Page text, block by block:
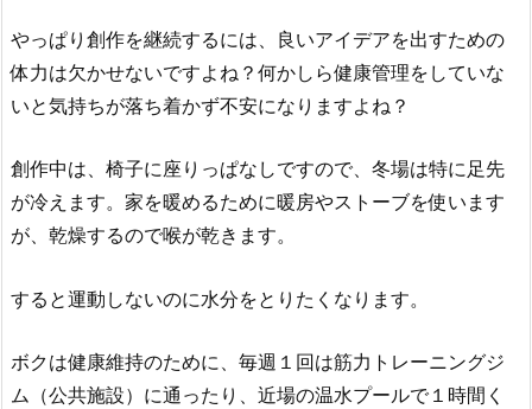
やっぱり創作を継続するには、良いアイデアを出すための
体力は欠かせないですよね？何かしら健康管理をしていな
いと気持ちが落ち着かず不安になりますよね？
創作中は、椅子に座りっぱなしですので、冬場は特に足先
が冷えます。家を暖めるために暖房やストーブを使います
が、乾燥するので喉が乾きます。
すると運動しないのに水分をとりたくなります。
ボクは健康維持のために、毎週１回は筋力トレーニングジ
ム（公共施設）に通ったり、近場の温水プールで１時間く